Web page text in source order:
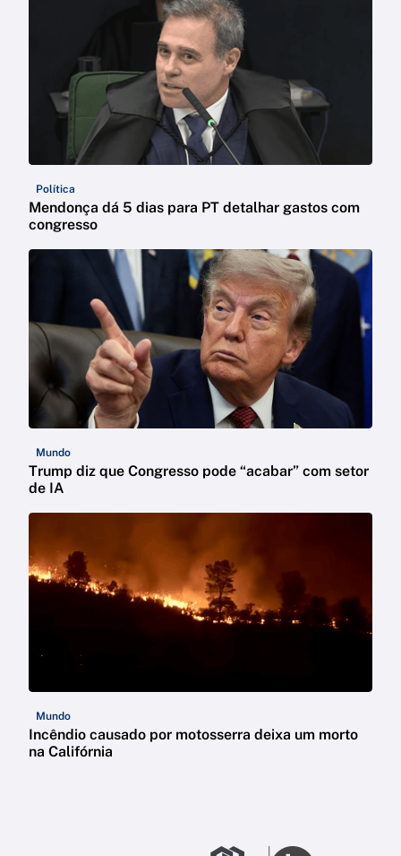
Política
Mendonça dá 5 dias para PT detalhar gastos com
congresso
Mundo
Trump diz que Congresso pode “acabar” com setor
de IA
Mundo
Incêndio causado por motosserra deixa um morto
na Califórnia